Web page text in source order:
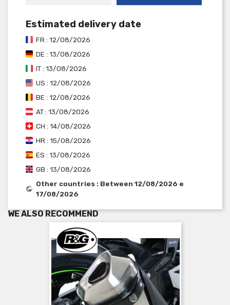
Estimated delivery date
FR : 12/08/2026
DE : 13/08/2026
IT : 13/08/2026
US : 12/08/2026
BE : 12/08/2026
AT : 13/08/2026
CH : 14/08/2026
HR : 15/08/2026
ES : 13/08/2026
GB : 13/08/2026
Other countries : Between 12/08/2026 e
17/08/2026
WE ALSO RECOMMEND